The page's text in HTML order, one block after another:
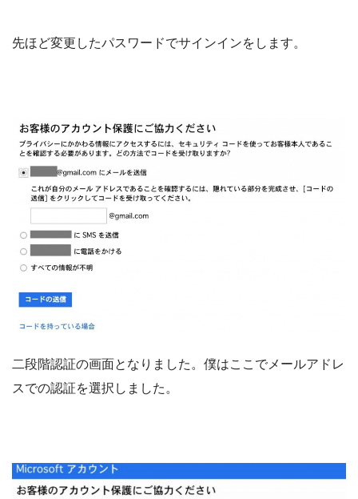
先ほど変更したパスワードでサインインをします。
二段階認証の画面となりました。僕はここでメールアドレ
スでの認証を選択しました。